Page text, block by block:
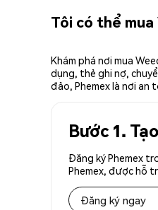
Tôi có thể
Khám phá nơi mua
dụng, thẻ ghi nợ,
đảo, Phemex là nơi an
Bước 1.
Đăng ký Phemex
Phemex, được hỗ
Đăng ký ngay